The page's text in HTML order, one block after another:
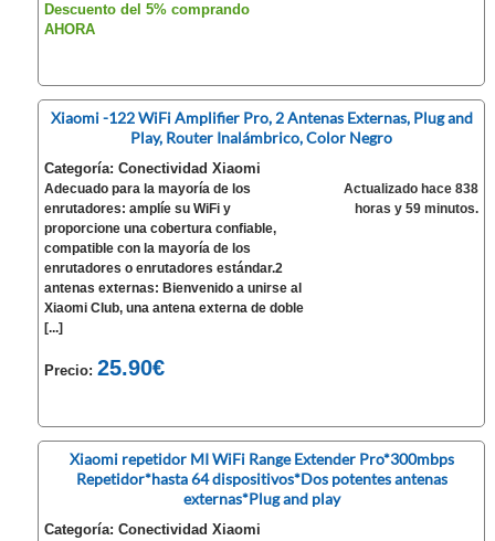
Descuento del 5% comprando
AHORA
Xiaomi -122 WiFi Amplifier Pro, 2 Antenas Externas, Plug and
Play, Router Inalámbrico, Color Negro
Categoría: Conectividad Xiaomi
Adecuado para la mayoría de los
enrutadores: amplíe su WiFi y
proporcione una cobertura confiable,
compatible con la mayoría de los
enrutadores o enrutadores estándar.2
antenas externas: Bienvenido a unirse al
Xiaomi Club, una antena externa de doble
[...]
Precio:25.90€
Actualizado hace 838
horas y 59 minutos.
Xiaomi repetidor MI WiFi Range Extender Pro*300mbps
Repetidor*hasta 64 dispositivos*Dos potentes antenas
externas*Plug and play
Categoría: Conectividad Xiaomi